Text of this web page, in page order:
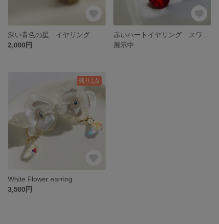
2,000円
展示中
残り1点
White Flower earring
3,500円